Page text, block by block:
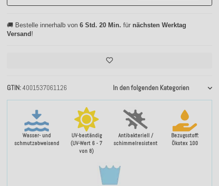
Wasser- und
schmutzabweisend
UV-beständig
(UV-Wert 6 - 7
von 8)
Antibakteriell /
schimmelresistent
Bezugsstoff:
Ökotex 100
GTIN 4001537061126 In den folgenden Kategorien
🚚 Bestelle innerhalb von 6 Std. 20 Min. für nächsten Werktag
Versand!